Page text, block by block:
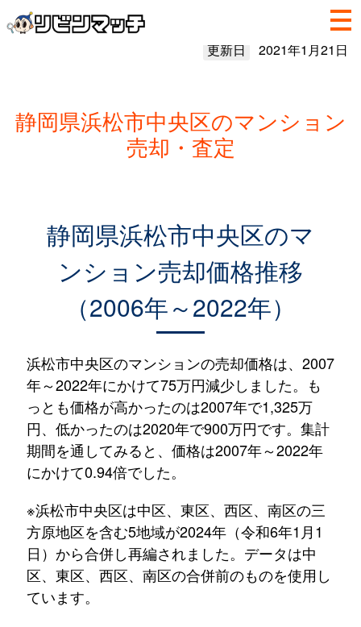
更新日 2021年1月21日
静岡県浜松市中央区のマンション
売却・査定
静岡県浜松市中央区のマ
ンション売却価格推移
（2006年～2022年）
浜松市中央区のマンションの売却価格は、2007
年～2022年にかけて75万円減少しました。も
っとも価格が高かったのは2007年で1,325万
円、低かったのは2020年で900万円です。集計
期間を通してみると、価格は2007年～2022年
にかけて0.94倍でした。
※浜松市中央区は中区、東区、西区、南区の三
方原地区を含む5地域が2024年（令和6年1月1
日）から合併し再編されました。データは中
区、東区、西区、南区の合併前のものを使用し
ています。